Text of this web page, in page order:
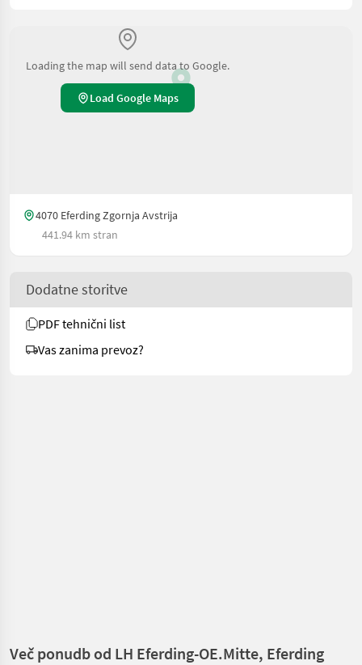
Loading the map will send data to Google.
Load Google Maps
4070 Eferding Zgornja Avstrija
441.94 km stran
Dodatne storitve
PDF tehnični list
Vas zanima prevoz?
Več ponudb od LH Eferding-OE.Mitte, Eferding